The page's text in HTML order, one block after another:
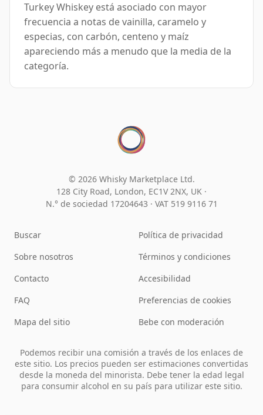
Turkey Whiskey está asociado con mayor
frecuencia a notas de vainilla, caramelo y
especias, con carbón, centeno y maíz
apareciendo más a menudo que la media de la
categoría.
© 2026 Whisky Marketplace Ltd.
128 City Road, London, EC1V 2NX, UK ·
N.° de sociedad 17204643 · VAT 519 9116 71
Buscar
Sobre nosotros
Contacto
FAQ
Mapa del sitio
Política de privacidad
Términos y condiciones
Accesibilidad
Preferencias de cookies
Bebe con moderación
Podemos recibir una comisión a través de los enlaces de
este sitio. Los precios pueden ser estimaciones convertidas
desde la moneda del minorista. Debe tener la edad legal
para consumir alcohol en su país para utilizar este sitio.